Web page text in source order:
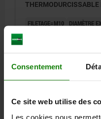
Consentement
Ce site web utilise des
Les cookies nous
FILETAGE=M10 DIAMÈTRE
hors TVA